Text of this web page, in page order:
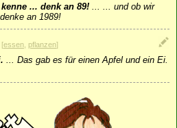
... denk an 89!
... und ob wir
an 1989!
[essen pflanzen]
Das gab es für einen Apfel und ein Ei.